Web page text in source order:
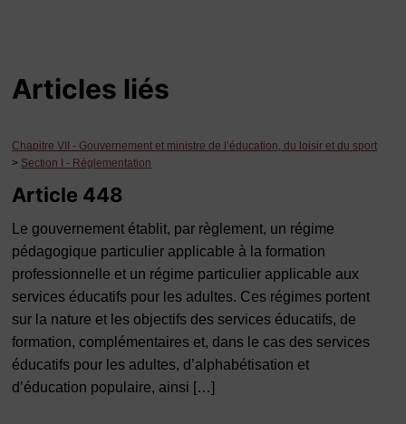
Articles liés
Chapitre VII - Gouvernement et ministre de l’éducation, du loisir et du sport
> Section I - Réglementation
Article 448
Le gouvernement établit, par règlement, un régime
pédagogique particulier applicable à la formation
professionnelle et un régime particulier applicable aux
services éducatifs pour les adultes. Ces régimes portent
sur la nature et les objectifs des services éducatifs, de
formation, complémentaires et, dans le cas des services
éducatifs pour les adultes, d’alphabétisation et
d’éducation populaire, ainsi […]